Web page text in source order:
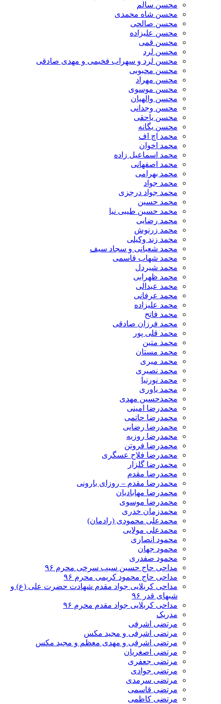
محسن سالم
محسن شاه محمدی
محسن صالحی
محسن علیزاده
محسن قمی
محسن لرد
محسن لرد و سهراب فخیمی و مهدی صادقی
محسن محبوبی
محسن مهراد
محسن موسوی
محسن والهیان
محسن وجدانی
محسن یاحقی
محسن یگانه
محمد اچ اف
محمد اخوان
محمد اسماعیل زاده
محمد اصفهانی
محمد بهرامی
محمد جواد
محمد جواد درجزی
محمد حسین
محمد حسین طیبی نیا
محمد رضایی
محمد زرنوش
محمد زند وکیلی
محمد شعبانی و سجاد سیف
محمد شهاب قاسمی
​محمد شیردل
محمد ظهرابی
محمد عبدالی
محمد عرفانی
محمد علیزاده
محمد فاتح
محمد فرزان صادقی
محمد قلی پور
محمد متین
محمد مستان
محمد میری
محمد نصیری
محمد نورنیا
محمد یاوری
محمدحسین مهدی
محمدرضا امینی
محمدرضا حاتمی
محمدرضا رضایی
محمدرضا روزبه
محمدرضا فروتن
محمدرضا فلاح عسگری
محمدرضا گلزار
محمدرضا مقدم
محمدرضا مقدم – روزای بارونی
محمدرضا مهابادیان
محمدرضا موسوی
محمدزمان خدری
محمدعلی محمودی (رادمان)
محمدعلی مولایی
محمود انصاری
محمود جهان
محمود صفدری
مداحی حاج حسین سیب سرخی محرم ۹۶
مداحی حاج محمود کریمی محرم ۹۶
مداحی کربلایی جواد مقدم شهادت حضرت علی (ع) و
شبهای قدر ۹۶
مداحی کربلایی جواد مقدم محرم ۹۶
مدریک
مرتضی اشرفی
مرتضی اشرفی و مجید مکس
مرتضی اشرفی و مهدی معظم و مجید مکس
مرتضی اصغریان
مرتضی جعفری
مرتضی جوادی
مرتضی سرمدی
مرتضی قاسمی
مرتضی کاظمی